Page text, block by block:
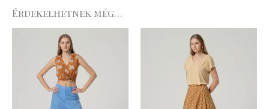
Érdekelhetnek még…